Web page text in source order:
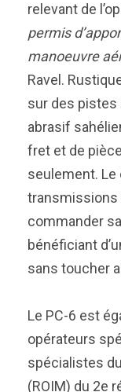
relevant de
permis
manoeuvre
Ravel.
sur des pistes
abrasif
fret et de
seulement.
transmissions
commander
bénéficiant
sans toucher
Le PC-6 est
opérateurs
spécialistes
(ROIM) du 2e